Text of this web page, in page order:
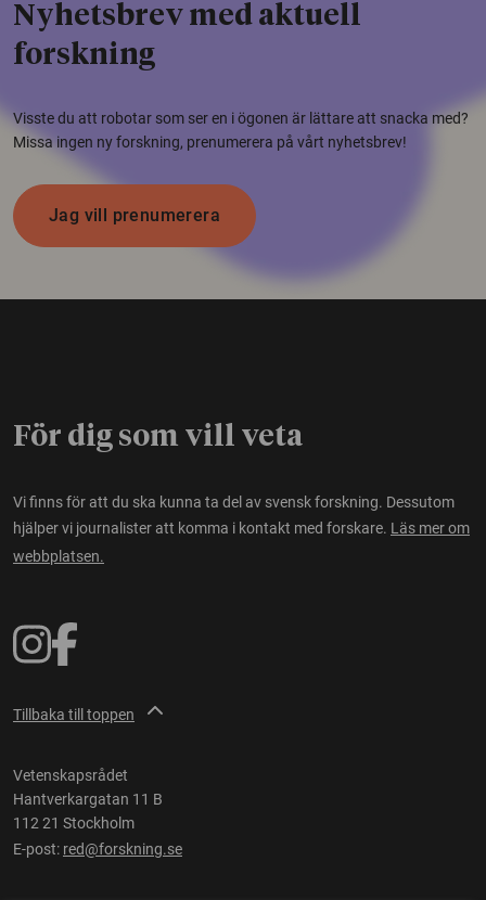
Nyhetsbrev med aktuell
forskning
Visste du att robotar som ser en i ögonen är lättare att snacka med?
Missa ingen ny forskning, prenumerera på vårt nyhetsbrev!
Jag vill prenumerera
För dig som vill veta
Vi finns för att du ska kunna ta del av svensk forskning. Dessutom
hjälper vi journalister att komma i kontakt med forskare. Läs mer om
webbplatsen.
Tillbaka till toppen
Vetenskapsrådet
Hantverkargatan 11 B
112 21 Stockholm
E-post: red@forskning.se